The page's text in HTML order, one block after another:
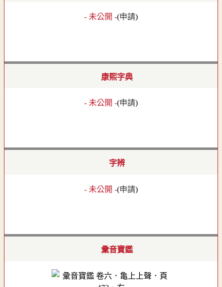
- 未公開 -(申請)
康熙字典
- 未公開 -(申請)
字辨
- 未公開 -(申請)
彙音寶鑑